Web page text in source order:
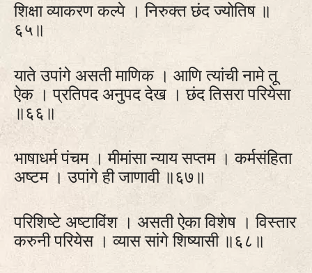
शिक्षा व्याकरण कल्पे । निरुक्त छंद ज्योतिष ॥
६५॥
याते उपांगे असती माणिक । आणि त्यांची नामे तू
ऐक । प्रतिपद अनुपद देख । छंद तिसरा परियेसा
॥६६॥
भाषाधर्म पंचम । मीमांसा न्याय सप्तम । कर्मसंहिता
अष्टम । उपांगे ही जाणावी ॥६७॥
परिशिष्टे अष्टाविंश । असती ऐका विशेष । विस्तार
करुनी परियेस । व्यास सांगे शिष्यासी ॥६८॥